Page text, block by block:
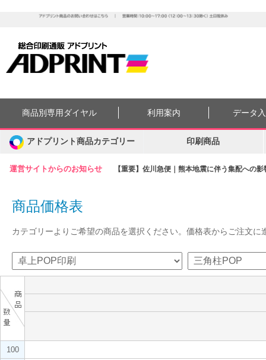
運営サイトからのお知らせ 【重要】佐川急便｜熊本地震に伴う集配への
商品別専用ダイヤル 利用案内 データ
アドプリント商品カテゴリー 印刷商品
商品価格表
カテゴリーよりご希望の商品を選択ください。価格表からご注文に
100